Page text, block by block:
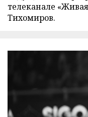
телеканале
Тихомиров.